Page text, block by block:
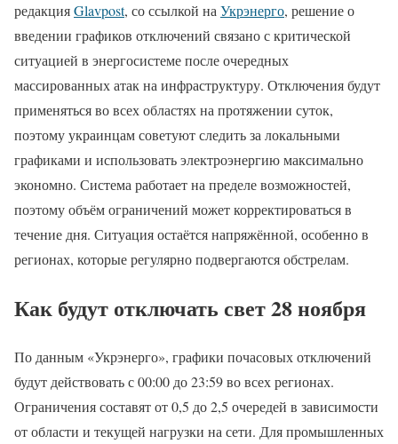
редакцияGlavpost, со ссылкой наУкрэнерго, решение о
введении графиков отключений связано с критической
ситуацией в энергосистеме после очередных
массированных атак на инфраструктуру. Отключения будут
применяться во всех областях на протяжении суток,
поэтому украинцам советуют следить за локальными
графиками и использовать электроэнергию максимально
экономно. Система работает на пределе возможностей,
поэтому объём ограничений может корректироваться в
течение дня. Ситуация остаётся напряжённой, особенно в
регионах, которые регулярно подвергаются обстрелам.
Как будут отключать свет 28 ноября
По данным «Укрэнерго», графики почасовых отключений
будут действовать с 00:00 до 23:59 во всех регионах.
Ограничения составят от 0,5 до 2,5 очередей в зависимости
от области и текущей нагрузки на сети. Для промышленных